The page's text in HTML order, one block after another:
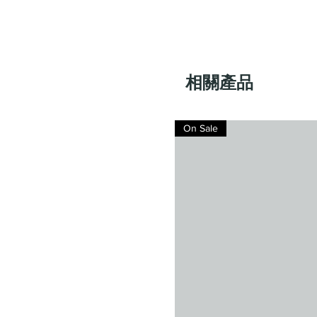
相關產品
On Sale